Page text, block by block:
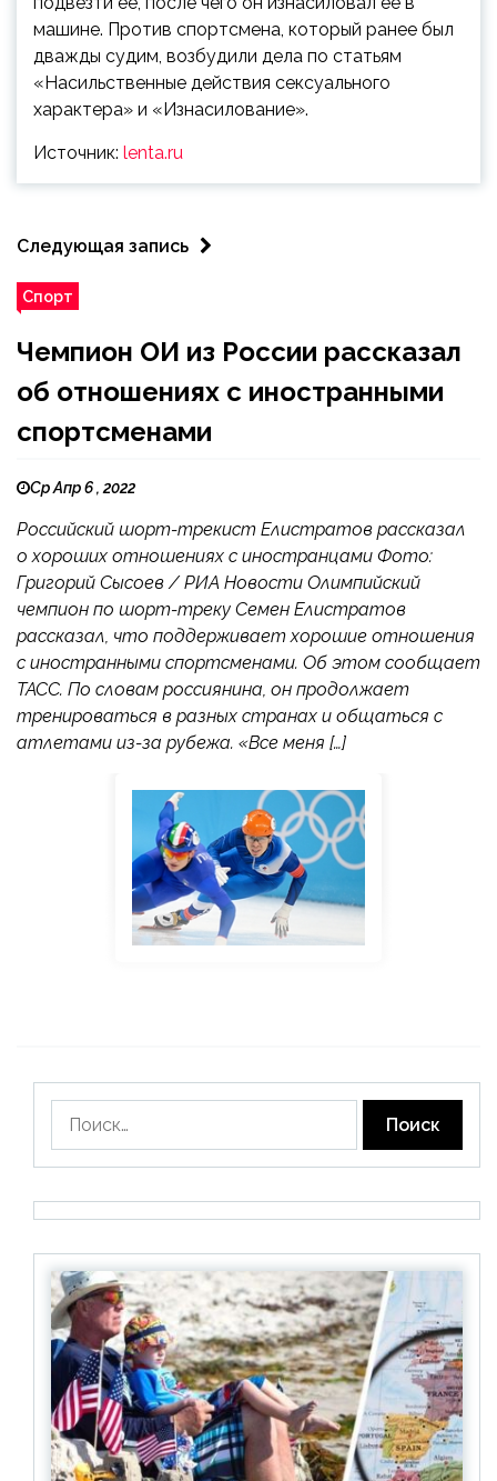
машине. Против спортсмена, который ранее был
дважды судим, возбудили дела по статьям
«Насильственные действия сексуального
характера» и «Изнасилование».
Источник: lenta.ru
Следующая запись
Спорт
Чемпион ОИ из России рассказал
об отношениях с иностранными
спортсменами
Ср Апр 6 , 2022
Российский шорт-трекист Елистратов рассказал
о хороших отношениях с иностранцами Фото:
Григорий Сысоев / РИА Новости Олимпийский
чемпион по шорт-треку Семен Елистратов
рассказал, что поддерживает хорошие отношения
с иностранными спортсменами. Об этом сообщает
ТАСС. По словам россиянина, он продолжает
тренироваться в разных странах и общаться с
атлетами из-за рубежа. «Все меня […]